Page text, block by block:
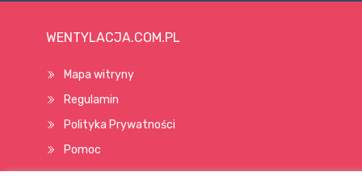
WENTYLACJA.COM.PL
Mapa witryny
Regulamin
Polityka Prywatności
Pomoc